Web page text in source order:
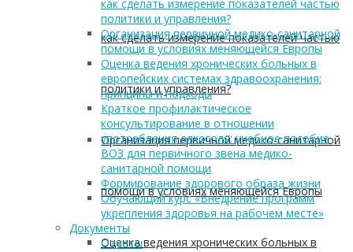
как сделать измерение показателей частью
политики и управления?
Организация первичной медико-санитарной
помощи в условиях меняющейся Европы
Оценка ведения хронических больных в
как сделать измерение показателей частью
политики и управления?
Организация первичной медико-санитарной
помощи в условиях меняющейся Европы
Оценка ведения хронических больных в
европейских системах здравоохранения:
принципы и подходы
Краткое профилактическое
консультирование в отношении
употребления алкоголя: учебное пособие
ВОЗ для первичного звена медико-
санитарной помощи
Формирование здорового образа жизни
Обучающий курс «Внедрение программ
укрепления здоровья на рабочем месте»
Документы
Отчеты